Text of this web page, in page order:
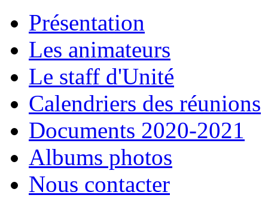
Présentation
Les animateurs
Le staff d'Unité
Calendriers des réunions
Documents 2020-2021
Albums photos
Nous contacter